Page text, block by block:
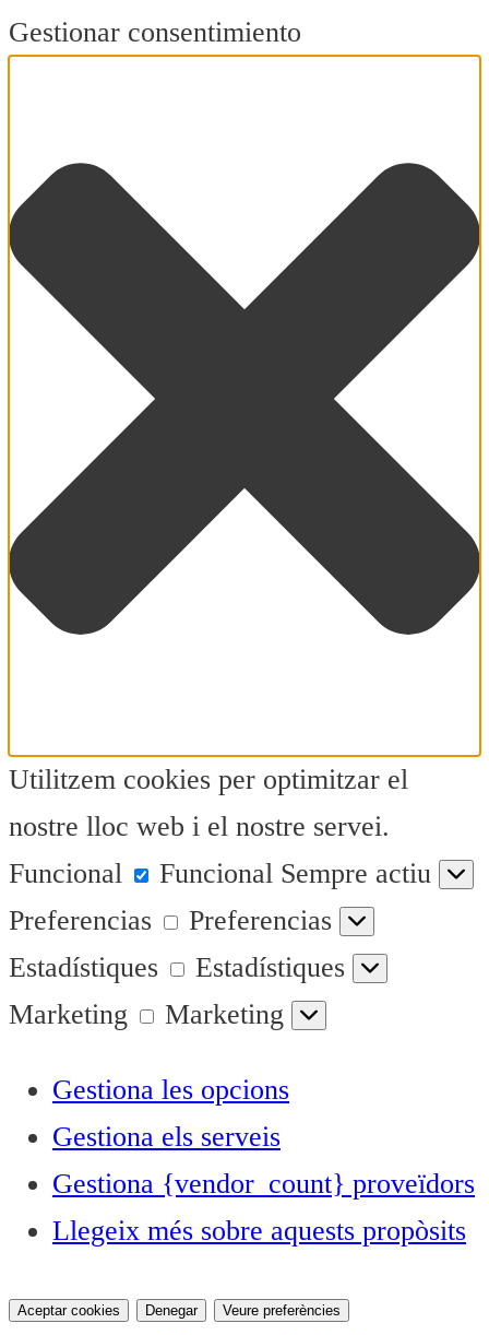
Gestionar consentimiento
Utilitzem cookies per optimitzar el
nostre lloc web i el nostre servei.
Funcional
Funcional Sempre actiu
Preferencias
Preferencias
Estadístiques
Estadístiques
Marketing
Marketing
Gestiona les opcions
Gestiona els serveis
Gestiona {vendor_count} proveïdors
Llegeix més sobre aquests propòsits
Aceptar cookies Denegar Veure preferències